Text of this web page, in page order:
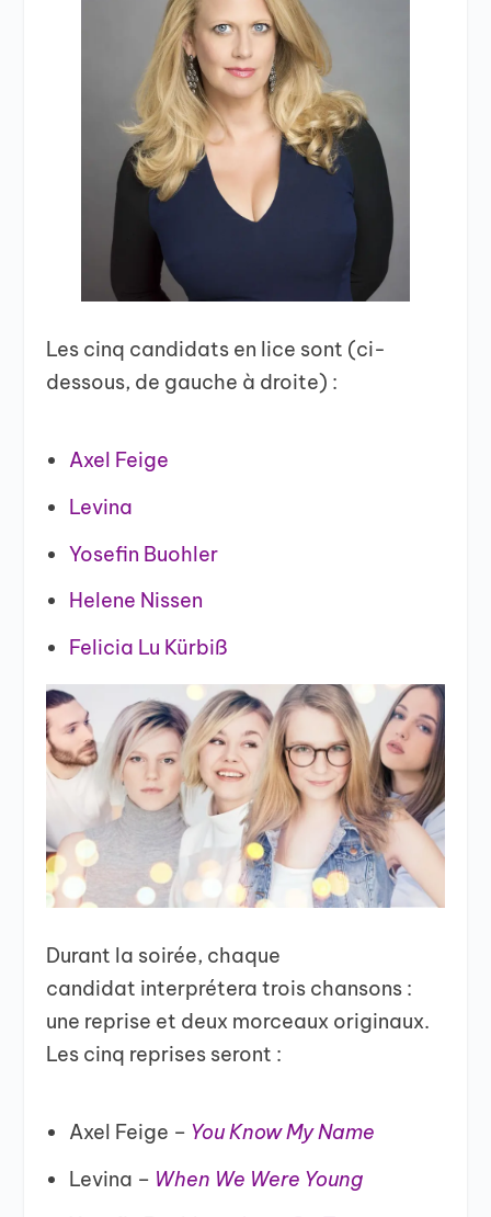
Les cinq candidats en lice sont (ci-
dessous, de gauche à droite) :
Axel Feige
Levina
Yosefin Buohler
Helene Nissen
Felicia Lu Kürbiß
Durant la soirée, chaque
candidat interprétera trois chansons :
une reprise et deux morceaux originaux.
Les cinq reprises seront :
Axel Feige – You Know My Name
Levina – When We Were Young